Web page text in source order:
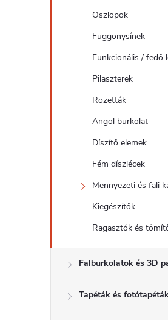
Oszlopok
Függönysínek
Funkcionális / fedő
Pilaszterek
Rozetták
Angol burkolat
Díszítő elemek
Fém díszlécek
Mennyezeti és fali
Kiegészítők
Ragasztók és
Falburkolatok és 3D
Tapéták és